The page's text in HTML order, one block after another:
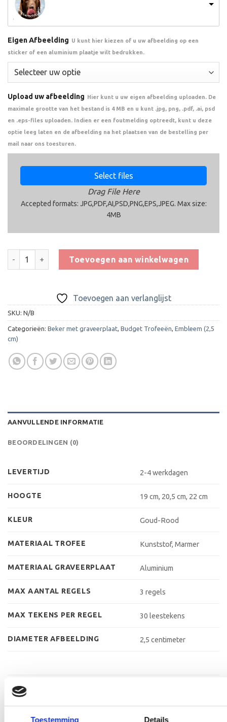
Toestemming Details
Eigen Afbeelding U kunt hier kiezen of u uw afbeelding op een
sticker of een aluminium plaatje wilt bedrukken.
Upload uw afbeelding Hier kunt u uw eigen afbeelding uploaden. De
maximale grootte van het bestand is 4 MB en u kunt .jpg, png, .pdf, .ai, psd
en .eps-files uploaden. Indien er een foutmelding optreedt, kunt u deze
optie leeg laten en de afbeelding na het plaatsen van de bestelling per
mail naar ons toesturen.
Select files
Drag File Here
Accepted formats: JPG,PDF,AI,PSD,PNG,EPS,JPEG. Max size:
4MB
Toevoegen aan winkelwagen
Toevoegen aan verlanglijst
SKU: N/B
Categorieën: Beker met graveerplaat, Budget Trofeeën, Embleem (2,5
cm)
AANVULLENDE INFORMATIE
BEOORDELINGEN (0)
LEVERTIJD 2-4 werkdagen
HOOGTE 19 cm, 20,5 cm, 22 cm
KLEUR Goud-Rood
MATERIAAL TROFEE Kunststof, Marmer
MATERIAAL GRAVEERPLAAT Aluminium
MAX AANTAL REGELS 3 regels
MAX TEKENS PER REGEL 30 leestekens
DIAMETER AFBEELDING 2,5 centimeter
GERELATEERDE PRODUCTEN